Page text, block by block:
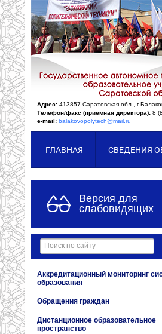
Адрес: 413857 Саратовская обл.,
Телефон/факс (приемная директора): 8
e-mail: balakovopolytech@mail.ru
ГЛАВНАЯ СВЕДЕНИЯ
Версия для
слабовидящих
Аккредитационный мониторинг
образования
Обращения граждан
Дистанционное образовательное
пространство